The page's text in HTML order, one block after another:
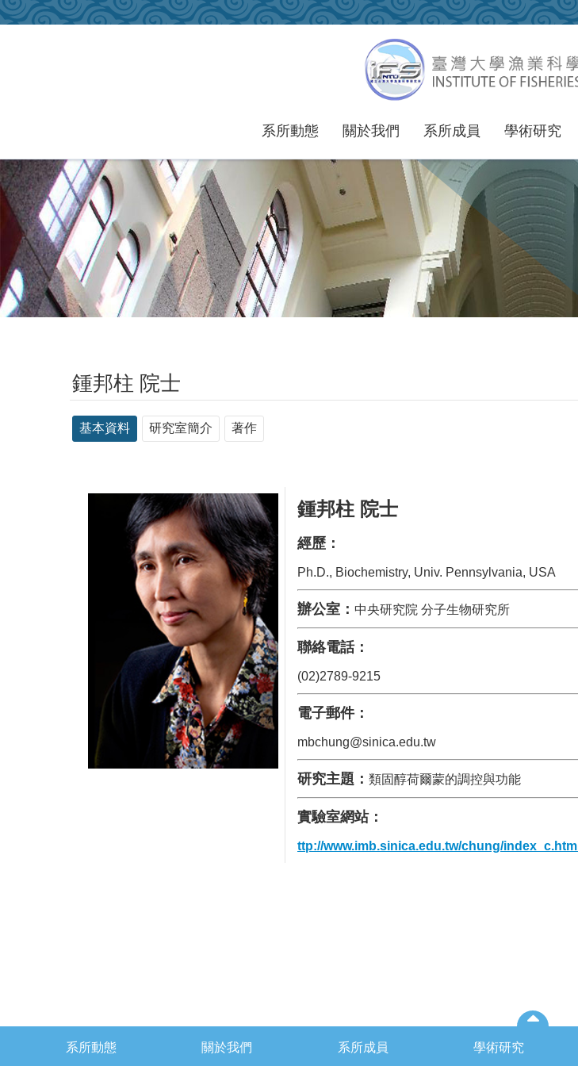
跳到主要內容區塊
系所動態 關於我們 系所成員 學術研究
鍾邦柱 院士
基本資料 研究室簡介 著作
鍾邦柱 院士
經歷：
Ph.D., Biochemistry, Univ. Pennsylvania, USA
辦公室： 中央研究院 分子生物研究所
聯絡電話：
(02)2789-9215
電子郵件：
mbchung@sinica.edu.tw
研究主題： 類固醇荷爾蒙的調控與功能
實驗室網站：
ttp://www.imb.sinica.edu.tw/chung/index_c.html
系所動態 關於我們 系所成員 學術研究